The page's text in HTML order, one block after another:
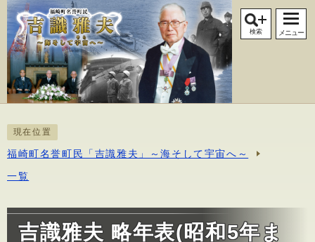
検索 メニュー
現在位置
福崎町名誉町民「吉識雅夫」～海そして宇宙へ～
一覧
吉識雅夫 略年表(昭和5年ま